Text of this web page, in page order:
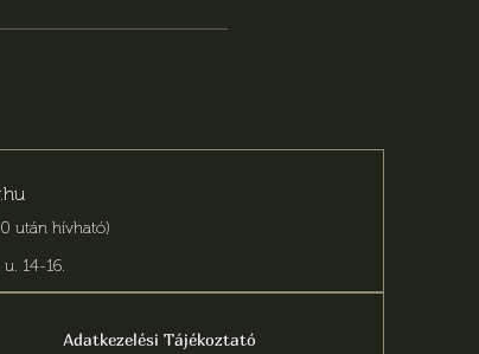
után hívható)
u. 14-16.
Adatkezelési Tájékoztató